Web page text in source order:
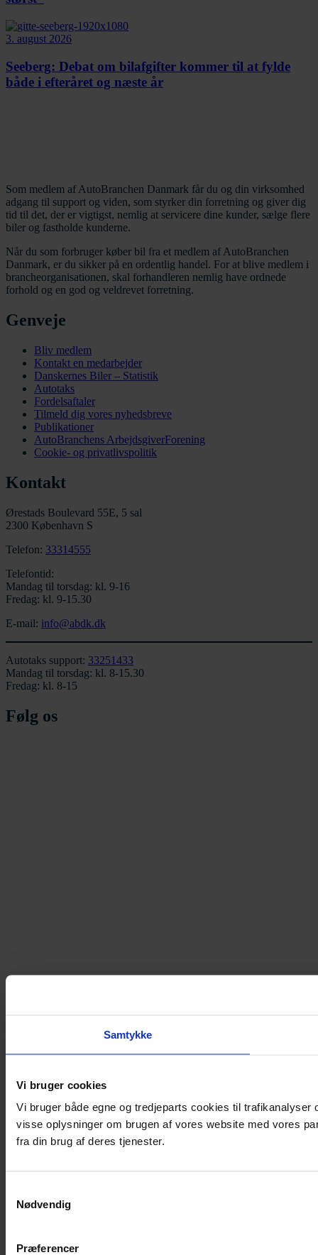
Samtykke
Vi bruger cookies
Vi bruger både egne og tredjeparts cookies til
visse oplysninger om brugen af vores website med vores
fra din brug af deres tjenester.
Nødvendig
Præferencer
3. august 2026
Seeberg: Debat om bilafgifter kommer til at fylde
både i efteråret og næste år
Som medlem af AutoBranchen Danmark får du og din virksomhed
adgang til support og viden, som styrker din forretning og giver dig
tid til det, der er vigtigst, nemlig at servicere dine kunder, sælge flere
biler og fastholde kunderne.
Når du som forbruger køber bil fra et medlem af AutoBranchen
Danmark, er du sikker på en ordentlig handel. For at blive medlem i
brancheorganisationen, skal forhandleren nemlig have ordnede
forhold og en god og veldrevet forretning.
Genveje
Bliv medlem
Kontakt en medarbejder
Danskernes Biler – Statistik
Autotaks
Fordelsaftaler
Tilmeld dig vores nyhedsbreve
Publikationer
AutoBranchens ArbejdsgiverForening
Cookie- og privatlivspolitik
Kontakt
Ørestads Boulevard 55E, 5 sal
2300 København S
Telefon: 33314555
Telefontid:
Mandag til torsdag: kl. 9-16
Fredag: kl. 9-15.30
E-mail: info@abdk.dk
Autotaks support: 33251433
Mandag til torsdag: kl. 8-15.30
Fredag: kl. 8-15
Følg os